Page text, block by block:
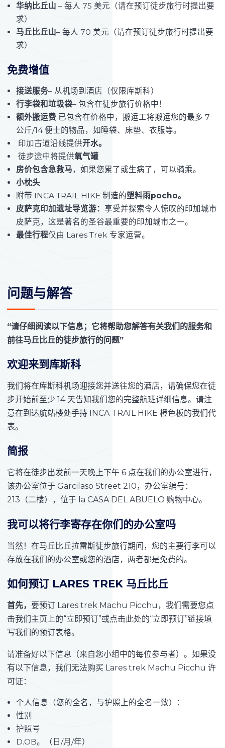
华纳比丘山 – 每人 75 美元（请在预订徒步旅行时提出要
求）
马丘比丘山– 每人 70 美元（请在预订徒步旅行时提出要
求）
免费增值
接送服务– 从机场到酒店（仅限库斯科）
行李袋和垃圾袋– 包含在徒步旅行价格中！
额外搬运费 已包含在价格中，搬运工将搬运您的最多 7
公斤/14 便士的物品，如睡袋、床垫、衣服等。
印加古道沿线提供开水。
徒步途中将提供氧气罐
房价包含急救马，如果您累了或生病了，可以骑乘。
小枕头
附带 INCA TRAIL HIKE 制造的塑料雨pocho。
皮萨克印加遗址导览游： 享受并探索令人惊叹的印加城市
皮萨克，这是著名的圣谷最重要的印加城市之一。
最佳行程仅由 Lares Trek 专家运营。
问题与解答
“请仔细阅读以下信息；它将帮助您解答有关我们的服务和
前往马丘比丘的徒步旅行的问题”
欢迎来到库斯科
我们将在库斯科机场迎接您并送往您的酒店，请确保您在徒
步开始前至少 14 天告知我们您的完整航班详细信息。请注
意在到达航站楼处手持 INCA TRAIL HIKE 橙色板的我们代
表。
简报
它将在徒步出发前一天晚上下午 6 点在我们的办公室进行，
该办公室位于 Garcilaso Street 210，办公室编号：
213（二楼），位于 la CASA DEL ABUELO 购物中心。
我可以将行李寄存在你们的办公室吗
当然！在马丘比丘拉雷斯徒步旅行期间，您的主要行李可以
存放在我们的办公室或您的酒店，两者都是免费的。
如何预订 LARES TREK 马丘比丘
首先， 要预订 Lares trek Machu Picchu，我们需要您点
击我们主页上的“立即预订”或点击此处的“立即预订”链接填
写我们的预订表格。
请准备好以下信息（来自您小组中的每位参与者）。如果没
有以下信息，我们无法购买 Lares trek Machu Picchu 许
可证：
个人信息（您的全名，与护照上的全名一致）：
性别
护照号
D.OB。（日/月/年）